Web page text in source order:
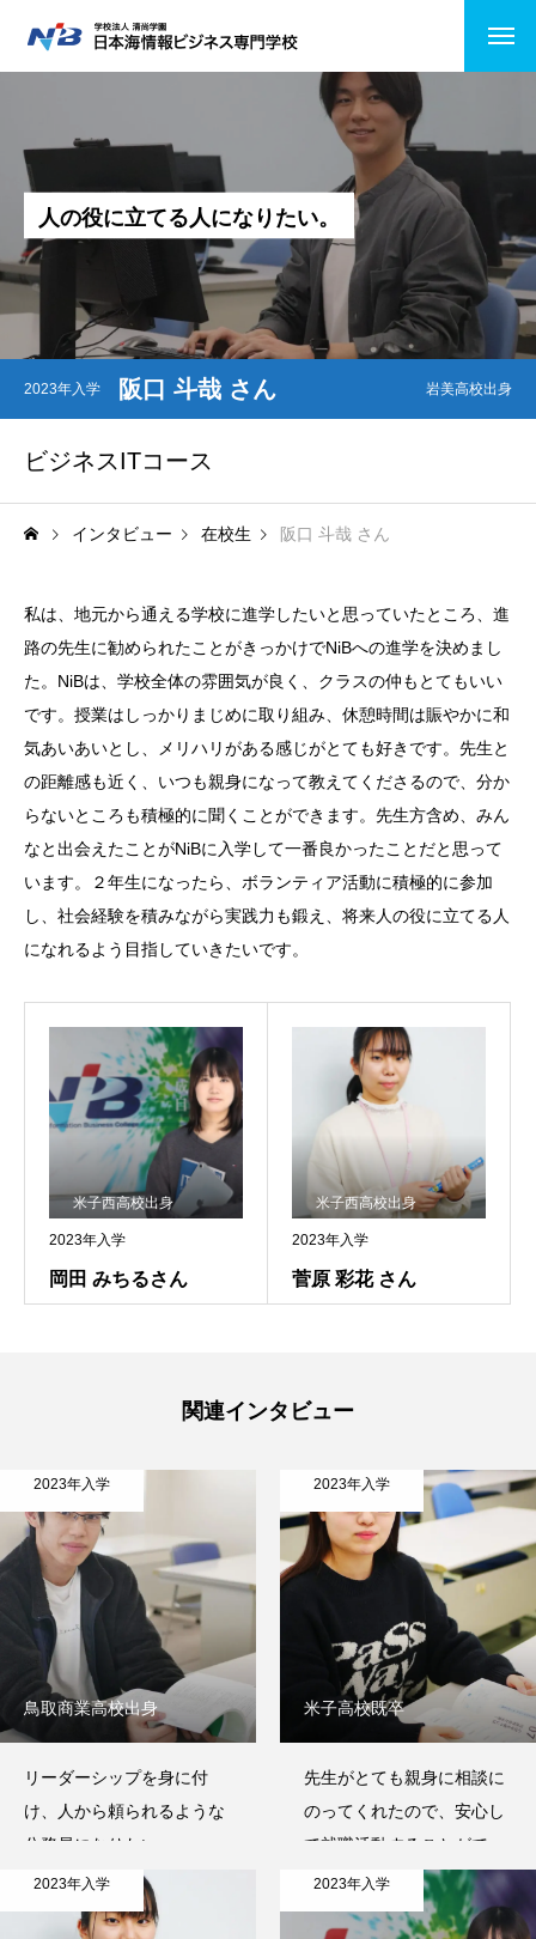
NiBの特徴
コース紹介
情報システムコース
ビジネスITコース
医療事務
公務員受験
在校生・卒業生の出身校一覧
資料請求
入試情報
支援制度
よくある質問
NiBキャンパスブログ
情報公開 プライバシーポリシー
人の役に立てる 人にな り たい。
2023年入学 阪口 斗哉 さん 岩美高校出身
ビジネスITコース
インタビュー 在校生 阪口 斗哉 さん
私は、地元から通える学校に進学したいと思っていたところ、進
路の先生に勧められたことがきっかけでNiBへの進学を決めまし
た。NiBは、学校全体の雰囲気が良く、クラスの仲もとてもいい
です。授業はしっかりまじめに取り組み、休憩時間は賑やかに和
気あいあいとし、メリハリがある感じがとても好きです。先生と
の距離感も近く、いつも親身になって教えてくださるので、分か
らないところも積極的に聞くことができます。先生方含め、みん
なと出会えたことがNiBに入学して一番良かったことだと思って
います。２年生になったら、ボランティア活動に積極的に参加
し、社会経験を積みながら実践力も鍛え、将来人の役に立てる人
になれるよう目指していきたいです。
2023年入学
岡田 みちるさん
米子西高校出身
2023年入学
菅原 彩花 さん
米子西高校出身
関連インタビュー
2023年入学
鳥取商業高校出身
リーダーシップを身に付
け、人から頼られるような
公務員になりたい。
2023年入学
米子高校既卒
先生がとても親身に相談に
のってくれたので、安心し
て就職活動することができ
ました。
2023年入学 2023年入学